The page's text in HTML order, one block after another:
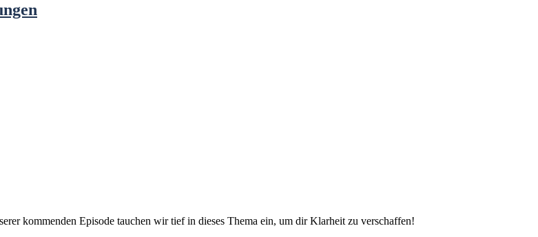
kommenden Episode tauchen wir tief in dieses Thema ein, um dir Klarheit zu verschaffen!